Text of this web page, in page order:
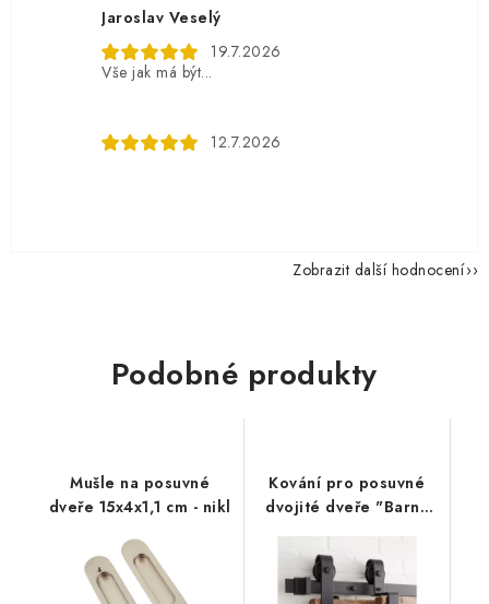
Jaroslav Veselý
19.7.2026
Vše jak má být...
12.7.2026
Zobrazit další hodnocení
Podobné produkty
Mušle na posuvné
dveře 15x4x1,1 cm - nikl
Kování pro posuvné
dvojité dveře "Barn"
vzor SMART 3 m